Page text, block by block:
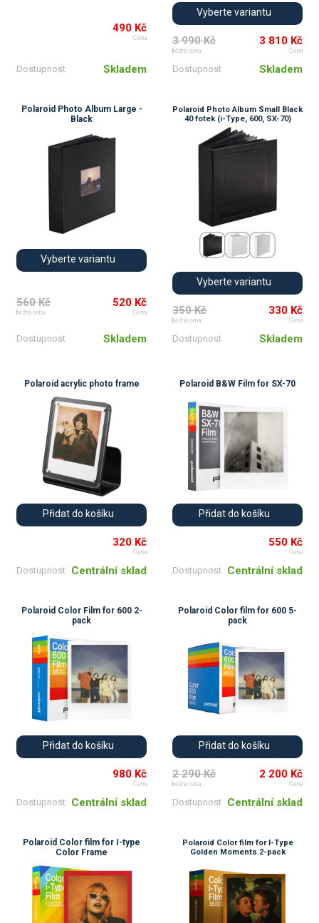
490 Kč
Cena
Dostupnost Skladem
Vyberte variantu
3 990 Kč
běžná cena
3 810 Kč
Cena
Dostupnost Skladem
Polaroid Photo Album Large -
Black
Vyberte variantu
560 Kč
běžná cena
520 Kč
Cena
Dostupnost Skladem
Polaroid Photo Album Small Black
40 fotek (i-Type, 600, SX-70)
Vyberte variantu
350 Kč
běžná cena
330 Kč
Cena
Dostupnost Skladem
Polaroid acrylic photo frame
Přidat do košíku
320 Kč
Cena
Dostupnost Centrální sklad
Polaroid B&W Film for SX-70
Přidat do košíku
550 Kč
Cena
Dostupnost Centrální sklad
Polaroid Color Film for 600 2-
pack
Přidat do košíku
980 Kč
Cena
Dostupnost Centrální sklad
Polaroid Color film for 600 5-
pack
Přidat do košíku
2 290 Kč
běžná cena
2 200 Kč
Cena
Dostupnost Centrální sklad
Polaroid Color film for I-type
Color Frame
Polaroid Color film for I-Type
Golden Moments 2-pack